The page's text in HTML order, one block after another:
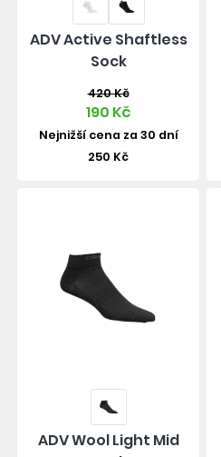
ADV Active Shaftless
Sock
420 Kč
190 Kč
Nejnižší cena za 30 dní
250 Kč
ADV Wool Light Mid